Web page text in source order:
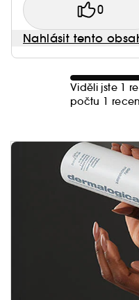
0
Nahlásit tento
Viděli jste 1
počtu 1